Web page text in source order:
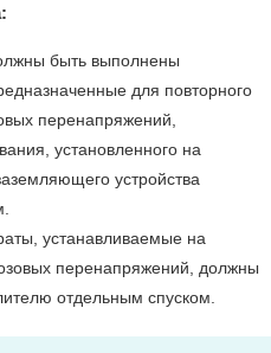
быть выполнены
для повторного
перенапряжений,
установленного на
устройства
устанавливаемые на
перенапряжений, должны
отдельным спуском.